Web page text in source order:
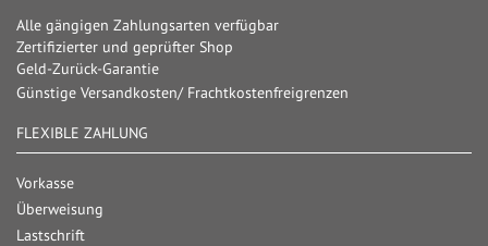
Alle gängigen Zahlungsarten verfügbar
Zertifizierter und geprüfter Shop
Geld-Zurück-Garantie
Günstige Versandkosten/ Frachtkostenfreigrenzen
FLEXIBLE ZAHLUNG
Vorkasse
Überweisung
Lastschrift